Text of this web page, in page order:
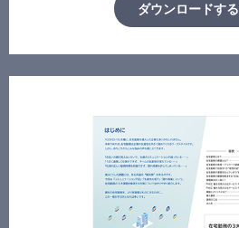
ダウンロードする